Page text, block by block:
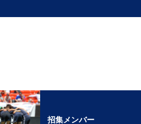
招集メンバー